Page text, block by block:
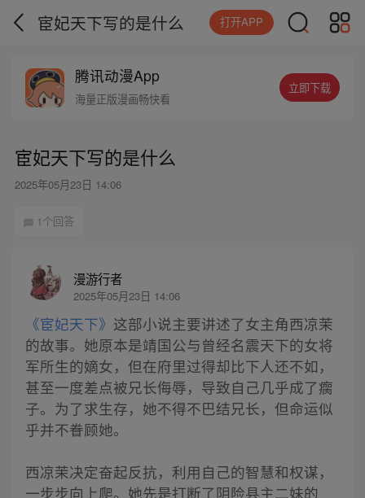
宦妃天下写的是什么 打开APP
腾讯动漫App
海量正版漫画畅快看
立即下载
宦妃天下写的是什么
2025年05月23日 14:06
1个回答
漫游行者
2025年05月23日 14:06
《宦妃天下》 这部小说主要讲述了女主角西凉茉
的故事。她原本是靖国公与曾经名震天下的女将
军所生的嫡女，但在府里过得却比下人还不如，
甚至一度差点被兄长侮辱，导致自己几乎成了瘸
子。为了求生存，她不得不巴结兄长，但命运似
乎并不眷顾她。
西凉茉决定奋起反抗，利用自己的智慧和权谋，
一步步向上爬。她先是打断了阴险县主二妹的